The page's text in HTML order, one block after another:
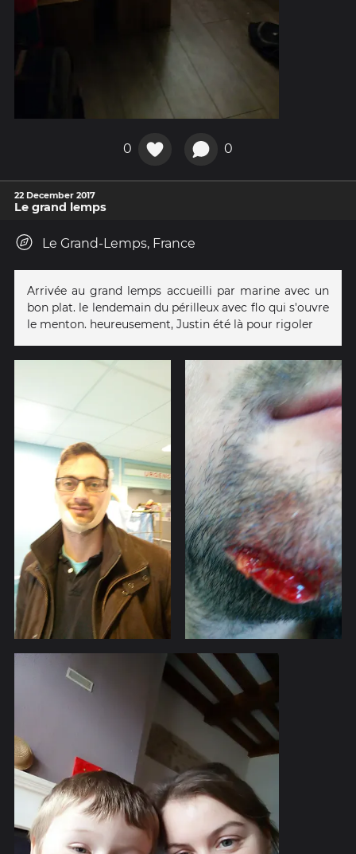
0 0
22 December 2017
Le grand lemps
Le Grand-Lemps, France
Arrivée au grand lemps accueilli par marine avec un
bon plat. le lendemain du périlleux avec flo qui s'ouvre
le menton. heureusement, Justin été là pour rigoler